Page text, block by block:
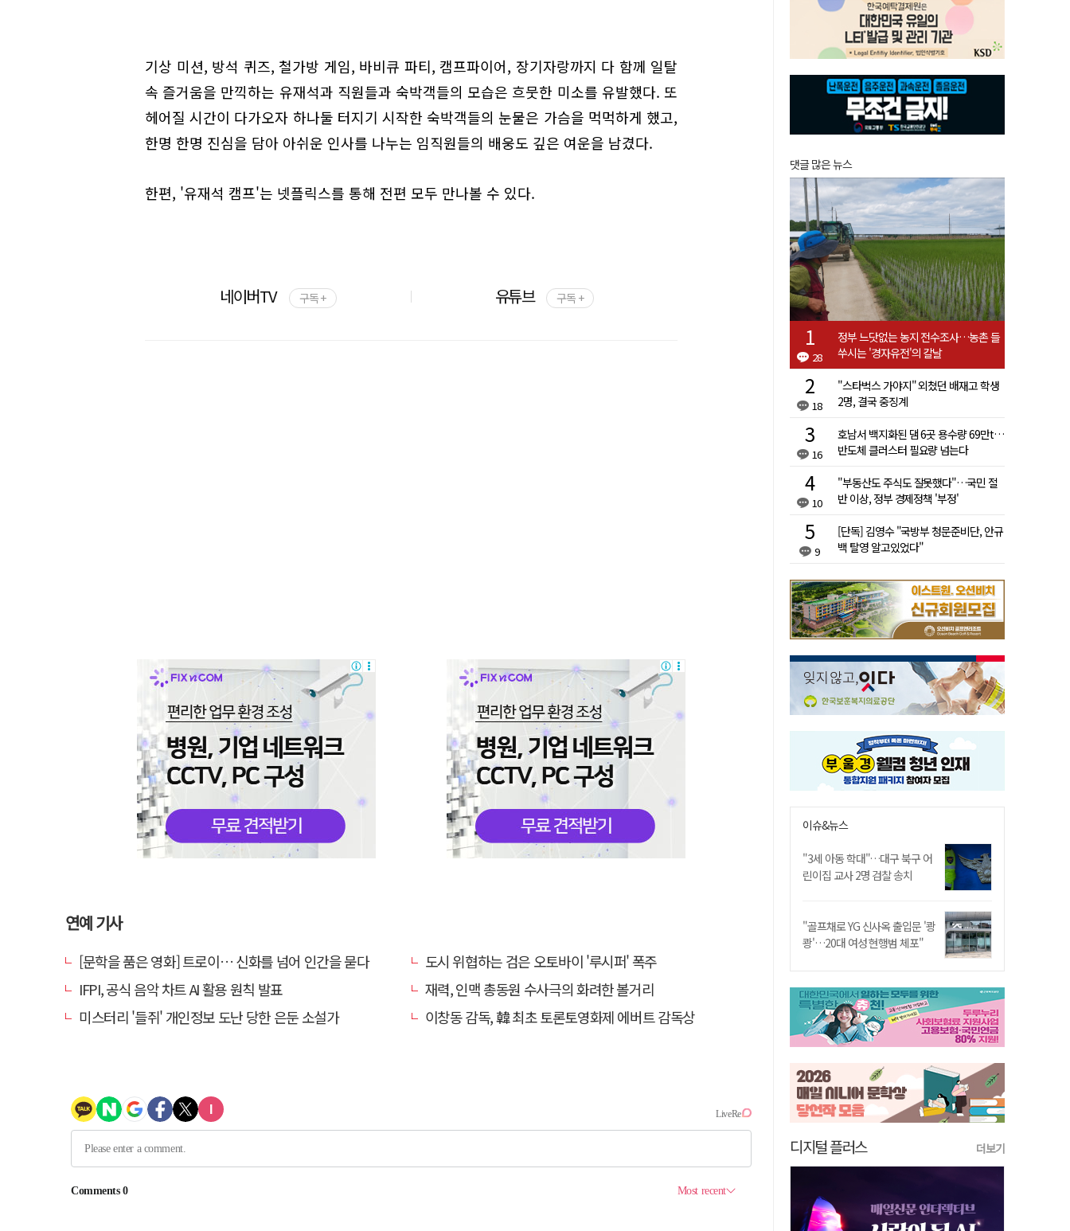
기상 미션, 방석 퀴즈, 철가방 게임, 바비큐 파티, 캠프파이어, 장기자랑까지 다 함께 일탈
속 즐거움을 만끽하는 유재석과 직원들과 숙박객들의 모습은 흐뭇한 미소를 유발했다. 또
헤어질 시간이 다가오자 하나둘 터지기 시작한 숙박객들의 눈물은 가슴을 먹먹하게 했고,
한명 한명 진심을 담아 아쉬운 인사를 나누는 임직원들의 배웅도 깊은 여운을 남겼다.
한편, '유재석 캠프'는 넷플릭스를 통해 전편 모두 만나볼 수 있다.
네이버TV 구독 + 유튜브 구독 +
연예 기사
[문학을 품은 영화] 트로이… 신화를 넘어 인간을 묻다
도시 위협하는 검은 오토바이 '루시퍼' 폭주
IFPI, 공식 음악 차트 AI 활용 원칙 발표
재력, 인맥 총동원 수사극의 화려한 볼거리
미스터리 '들쥐' 개인정보 도난 당한 은둔 소설가
이창동 감독, 韓 최초 토론토영화제 에버트 감독상
댓글 많은 뉴스
28
정부 느닷없는 농지 전수조사…농촌 들
쑤시는 '경자유전'의 칼날
18
"스타벅스 가야지" 외쳤던 배재고 학생
2명, 결국 중징계
16
호남서 백지화된 댐 6곳 용수량 69만t…
반도체 클러스터 필요량 넘는다
10
"부동산도 주식도 잘못했다"…국민 절
반 이상, 정부 경제정책 '부정'
9
[단독] 김영수 "국방부 청문준비단, 안규
백 탈영 알고있었다"
이슈&뉴스
"3세 아동 학대"…대구 북구 어
린이집 교사 2명 검찰 송치
"골프채로 YG 신사옥 출입문 '쾅
쾅'…20대 여성 현행범 체포"
디지털 플러스 더보기